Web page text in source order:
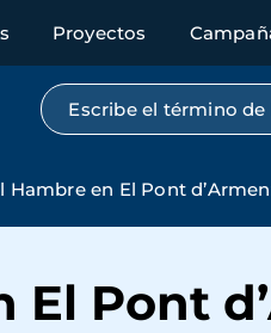
Proyectos
Búsqueda por texto
Hambre en El Pont
El Pont